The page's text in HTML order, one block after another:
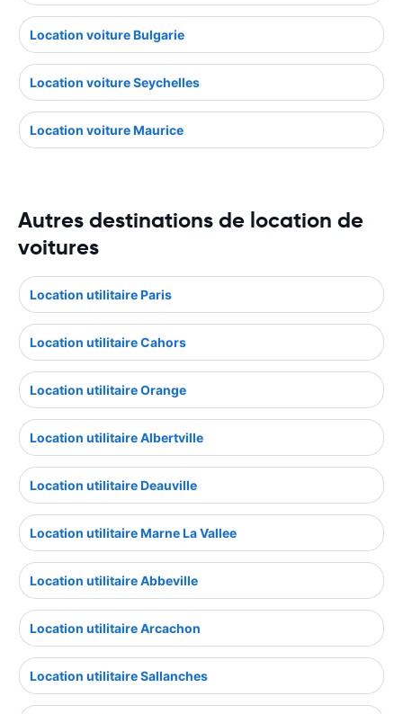
Location voiture Bulgarie
Location voiture Seychelles
Location voiture Maurice
Autres destinations de location de
voitures
Location utilitaire Paris
Location utilitaire Cahors
Location utilitaire Orange
Location utilitaire Albertville
Location utilitaire Deauville
Location utilitaire Marne La Vallee
Location utilitaire Abbeville
Location utilitaire Arcachon
Location utilitaire Sallanches